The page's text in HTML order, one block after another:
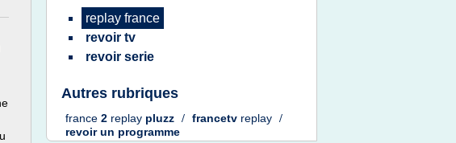
replay france
revoir tv
revoir serie
Autres rubriques
france 2 replay pluzz / francetv replay /
revoirun programme